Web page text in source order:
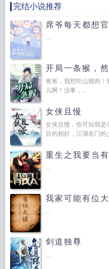
完结小说推荐
席爷每天都想
...
开局一条猴，
爸爸，我想吃山猪肉！
儿啊！没事，...
女侠且慢
女侠且慢，你可知我是
目的相好，江湖名门
重生之我要当有
...
我家可能有位
...
剑道独尊
...